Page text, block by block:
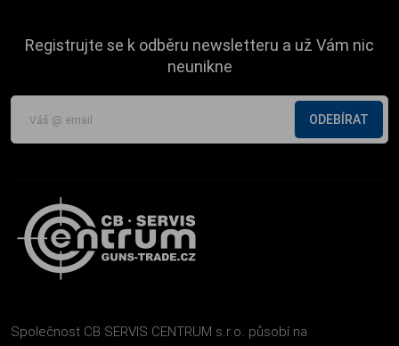
Registrujte se k odběru newsletteru a už Vám nic
neunikne
ODEBÍRAT
Společnost CB SERVIS CENTRUM s.r.o. působí na